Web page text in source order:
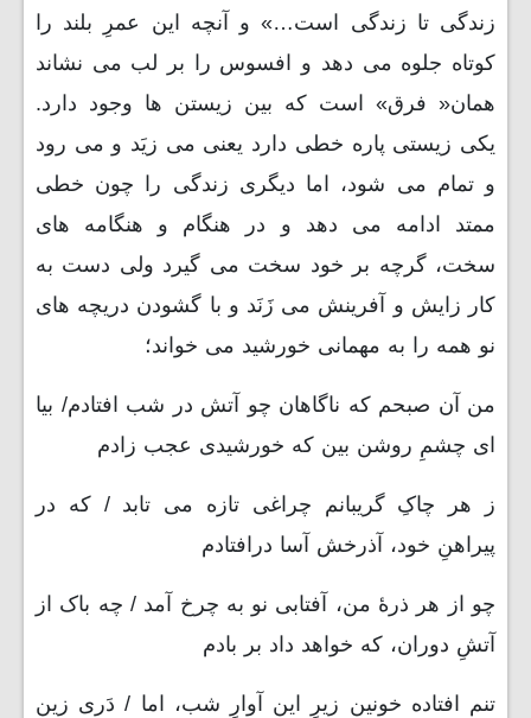
زندگی تا زندگی است…» و آنچه این عمرِ بلند را
کوتاه جلوه می دهد و افسوس را بر لب می نشاند
همان« فرق» است که بین زیستن ها وجود دارد.
یکی زیستی پاره خطی دارد یعنی می زیَد و می رود
و تمام می شود، اما دیگری زندگی را چون خطی
ممتد ادامه می دهد و در هنگام و هنگامه های
سخت، گرچه بر خود سخت می گیرد ولی دست به
کار زایش و آفرینش می زَنَد و با گشودن دریچه های
نو همه را به مهمانی خورشید می خواند؛
من آن صبحم که ناگاهان چو آتش در شب افتادم/ بیا
ای چشمِ روشن بین که خورشیدی عجب زادم
ز هر چاکِ گریبانم چراغی تازه می تابد / که در
پیراهنِ خود، آذرخش آسا درافتادم
چو از هر ذرۀ من، آفتابی نو به چرخ آمد / چه باک از
آتشِ دوران، که خواهد داد بر بادم
تنم افتاده خونین زیرِ این آوارِ شب، اما / دَری زین